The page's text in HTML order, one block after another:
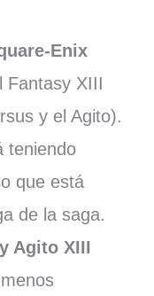
Enix
Fantasy XIII
y el Agito).
teniendo
que está
de la saga.
Agito XIII